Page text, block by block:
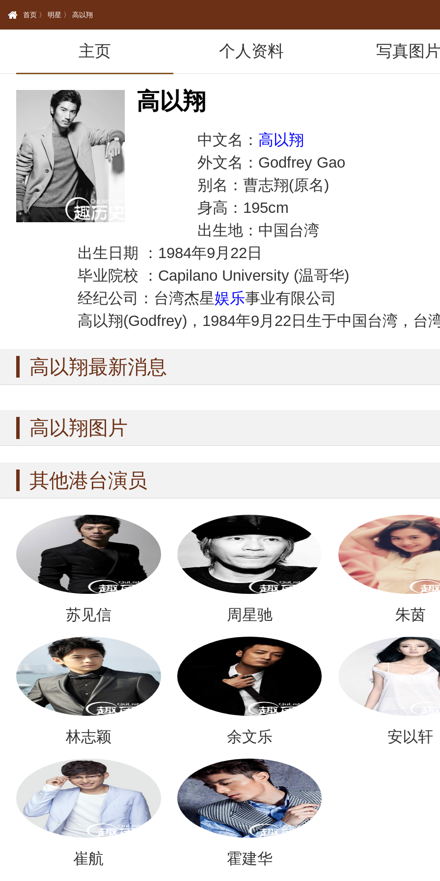
首页 〉 明星 〉 高以翔
主页 个人资料 写真图
高以翔
中文名： 高以翔
外文名：Godfrey Gao
别名：曹志翔(原名)
身高：195cm
出生地：中国台湾
出生日期 ：1984年9月22日
毕业院校 ：Capilano University (温哥华)
经纪公司：台湾杰星娱乐事业有限公司
高以翔(Godfrey)，1984年9月22日生于中国台湾，台
高以翔最新消息
高以翔图片
其他港台演员
苏见信 周星驰 朱茵
林志颖 余文乐 安以轩
崔航 霍建华